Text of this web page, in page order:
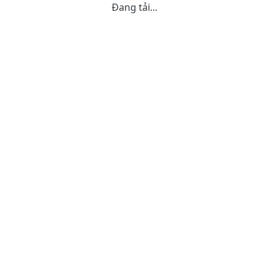
Đang tải...